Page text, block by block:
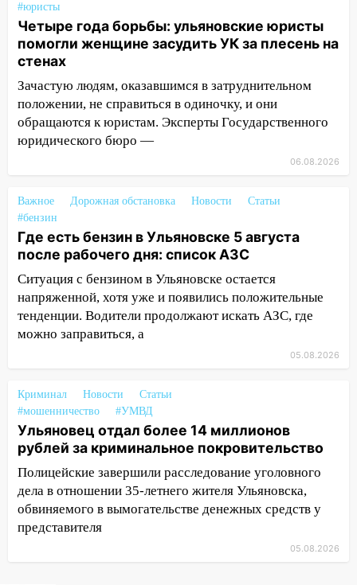
08:21
велосипеда
07:18
погода в четверг
06:00 Четыре года борьбы: ульяновские
юристы помогли женщине засудить УК
прибыль, а кому — испытания на
прочность
05.08.2026
22:58 Соцсети: на проспекте Тюленева
ДТП с мотоциклистом
20:22 Мошенники обманули 92-летнюю
жительницу Ульяновской области
заработал уголовное дело
18:14 Прогноз погоды на 6 августа в
Ульяновской области
18:00 Мотофристайл, рок и силовой
экстрим: в Ульяновске пройдет
большой фестиваль «Наше время»
Где есть бензин в Ульяновске 5
#юристы
Четыре года борьбы: ульяновские юристы
помогли женщине засудить УК за плесень на
стенах
Зачастую людям, оказавшимся в затруднительном
положении, не справиться в одиночку, и они
обращаются к юристам. Эксперты Государственного
юридического бюро —
06.08.2026
Важное Дорожная обстановка Новости
Статьи
#бензин
Где есть бензин в Ульяновске 5 августа
после рабочего дня: список АЗС
Ситуация с бензином в Ульяновске остается
напряженной, хотя уже и появились положительные
тенденции. Водители продолжают искать АЗС, где
можно заправиться, а
05.08.2026
Криминал Новости
Статьи
#мошенничество
#УМВД
Ульяновец отдал более 14 миллионов
рублей за криминальное покровительство
Полицейские завершили расследование уголовного
дела в отношении 35-летнего жителя Ульяновска,
обвиняемого в вымогательстве денежных средств у
представителя
05.08.2026